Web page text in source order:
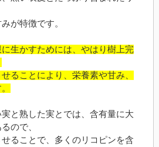
が特徴です。
生かすためには、やはり樹上完
ることにより、栄養素や甘み、
と熟した実とでは、含有量に大
ので、
ることで、多くのリコピンを含